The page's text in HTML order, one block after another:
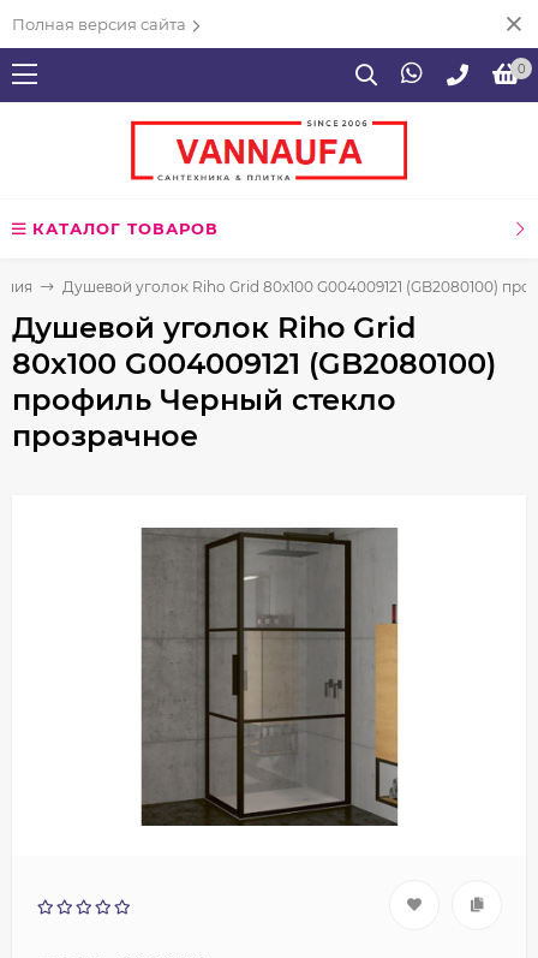
Полная версия сайта
0
КАТАЛОГ ТОВАРОВ
Душевой уголок Riho Grid 80x100 G004009121 (GB2080100)
Душевой уголок Riho Grid
80x100 G004009121 (GB2080100)
профиль Черный стекло
прозрачное